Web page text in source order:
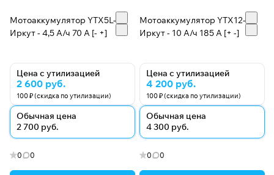
Мотоаккумулятор YTX5L-BS
Иркут - 4,5 А/ч 70 A [- +]
Цена с утилизацией
2 600 руб.
100 ₽ (скидка по утилизации)
Обычная цена
2 700 руб.
0 0
Мотоаккумулятор YTX12-BS
Иркут - 10 А/ч 185 A [+ -]
Цена с утилизацией
4 200 руб.
100 ₽ (скидка по утилизации)
Обычная цена
4 300 руб.
0 0